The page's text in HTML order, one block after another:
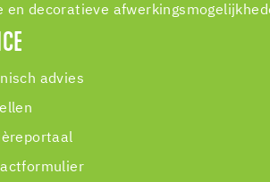
decoratieve
advies